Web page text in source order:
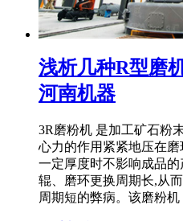
浅析几种R型磨
河南机器
3R磨粉机 是加工矿石粉
心力的作用紧紧地压在
一定厚度时不影响成品
辊、磨环更换周期长,从
周期短的弊病。该磨粉机